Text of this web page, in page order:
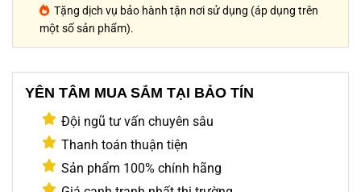
Tặng dịch vụ bảo hành tận nơi sử dụng (áp dụng trên
một số sản phẩm).
YÊN TÂM MUA SẮM TẠI BẢO TÍN
Đội ngũ tư vấn chuyên sâu
Thanh toán thuận tiện
Sản phẩm 100% chính hãng